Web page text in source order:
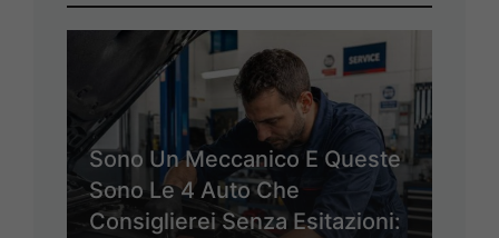
Sono Un Meccanico E Queste
Sono Le 4 Auto Che
Consiglierei Senza Esitazioni: